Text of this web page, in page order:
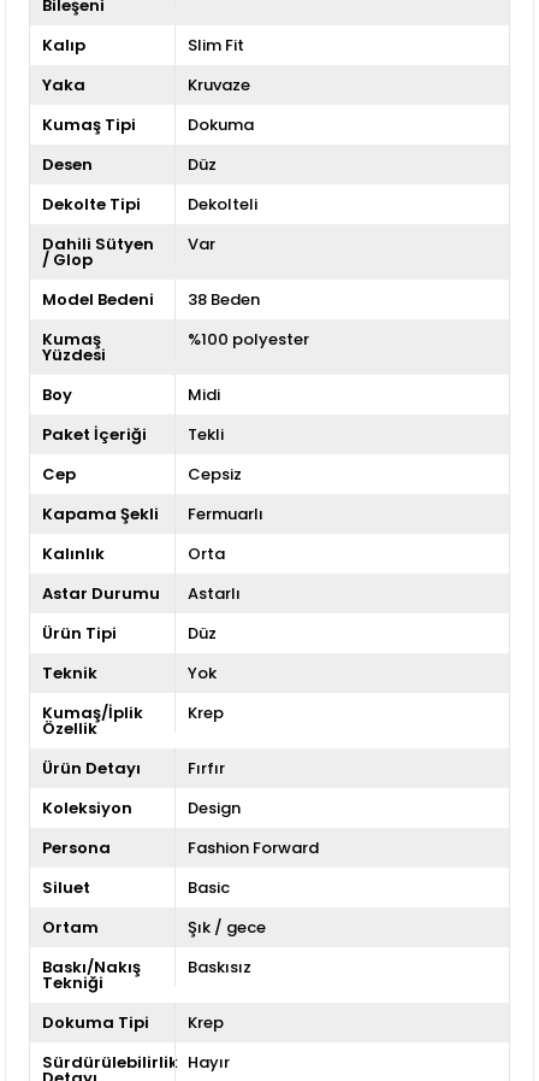
Bileşeni
Kalıp
Slim Fit
Yaka
Kruvaze
Kumaş Tipi
Dokuma
Desen
Düz
Dekolte Tipi
Dekolteli
Dahili Sütyen
/ Glop
Var
Model Bedeni
38 Beden
Kumaş
Yüzdesi
%100 polyester
Boy
Midi
Paket İçeriği
Tekli
Cep
Cepsiz
Kapama Şekli
Fermuarlı
Kalınlık
Orta
Astar Durumu
Astarlı
Ürün Tipi
Düz
Teknik
Yok
Kumaş/İplik
Özellik
Krep
Ürün Detayı
Fırfır
Koleksiyon
Design
Persona
Fashion Forward
Siluet
Basic
Ortam
Şık / gece
Baskı/Nakış
Tekniği
Baskısız
Dokuma Tipi
Krep
Sürdürülebilirlik Hayır